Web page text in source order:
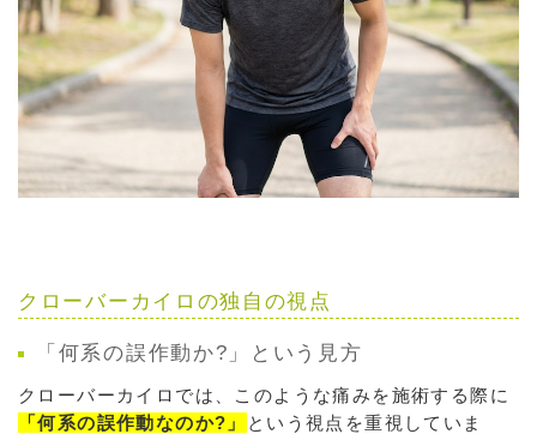
クローバーカイロの独自の視点
「何系の誤作動か?」という見方
クローバーカイロでは、このような痛みを施術する際に
「何系の誤作動なのか?」
という視点を重視していま